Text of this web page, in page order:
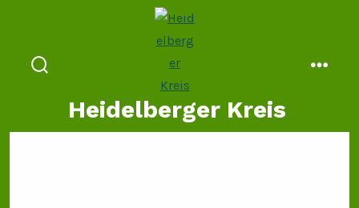
springen
Heidelberger Kreis